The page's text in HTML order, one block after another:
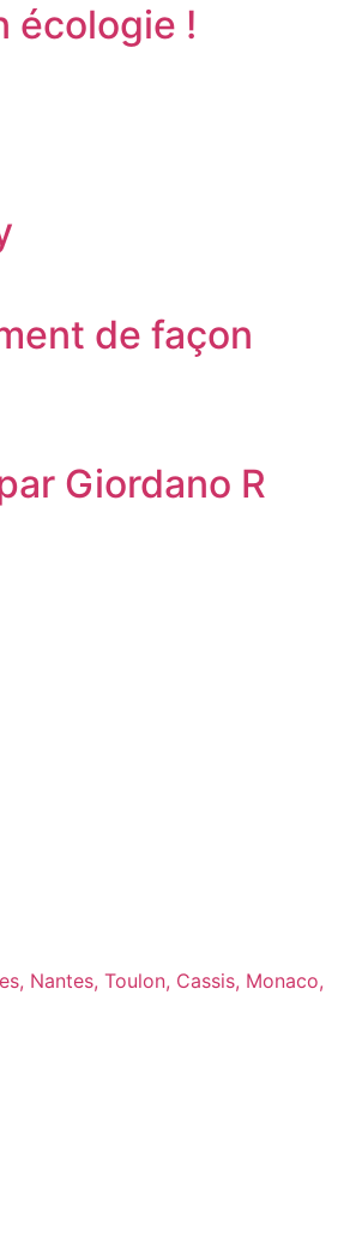
écologie !
de façon
Giordano R
Nantes, Toulon, Cassis, Monaco,